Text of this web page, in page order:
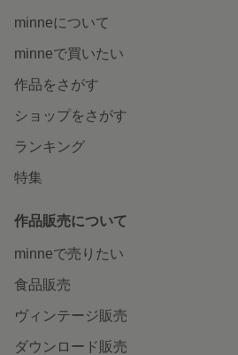
minneについて
minneで買いたい
作品をさがす
ショップをさがす
ランキング
特集
作品販売について
minneで売りたい
食品販売
ヴィンテージ販売
ダウンロード販売